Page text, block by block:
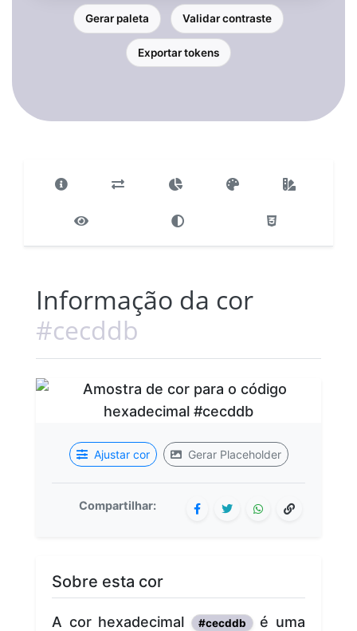
Gerar paleta Validar contraste
Exportar tokens
Informação da cor
#cecddb
Ajustar cor Gerar Placeholder
Compartilhar:
Sobre esta cor
A cor hexadecimal #cecddb
é uma